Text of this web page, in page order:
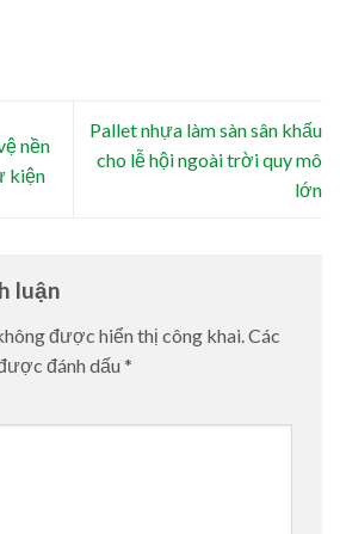
nền
kiện
Pallet nhựa làm sàn sân khấu
cho lễ hội ngoài trời quy mô
lớn
luận
được hiển thị công khai.Các
đánh dấu *